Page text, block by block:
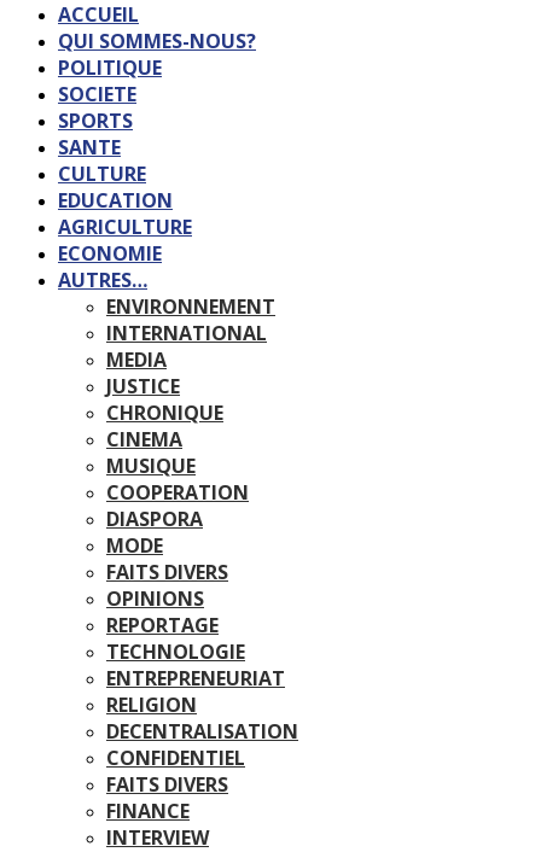
ACCUEIL
QUI SOMMES-NOUS?
POLITIQUE
SOCIETE
SPORTS
SANTE
CULTURE
EDUCATION
AGRICULTURE
ECONOMIE
AUTRES…
ENVIRONNEMENT
INTERNATIONAL
MEDIA
JUSTICE
CHRONIQUE
CINEMA
MUSIQUE
COOPERATION
DIASPORA
MODE
FAITS DIVERS
OPINIONS
REPORTAGE
TECHNOLOGIE
ENTREPRENEURIAT
RELIGION
DECENTRALISATION
CONFIDENTIEL
FAITS DIVERS
FINANCE
INTERVIEW